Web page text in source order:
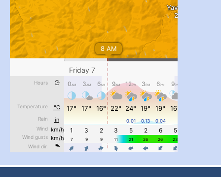
#PipIvanToday...
pimrec_project